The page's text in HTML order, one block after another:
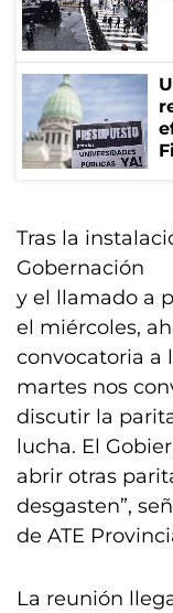
Tras la
Gobernación
y el llamado a
el miércoles,
convocatoria a
martes nos
discutir la
lucha. El
abrir otras
desgasten”,
de ATE
La reunión